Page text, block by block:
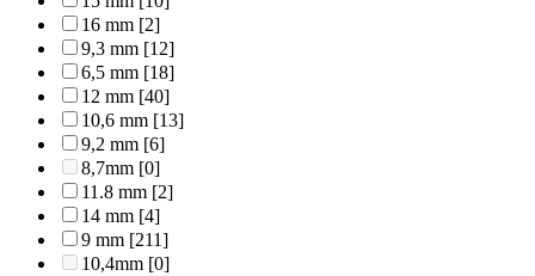
16 mm [2]
9,3 mm [12]
6,5 mm [18]
12 mm [40]
10,6 mm [13]
9,2 mm [6]
8,7mm [0]
11.8 mm [2]
14 mm [4]
9 mm [211]
10,4mm [0]